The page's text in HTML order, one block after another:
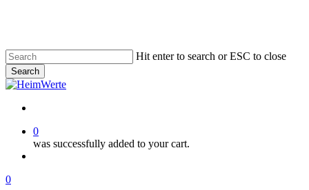
content
Hit enter to search or ESC to close
Search
Close
0
was successfully added to your cart.
Menu
0